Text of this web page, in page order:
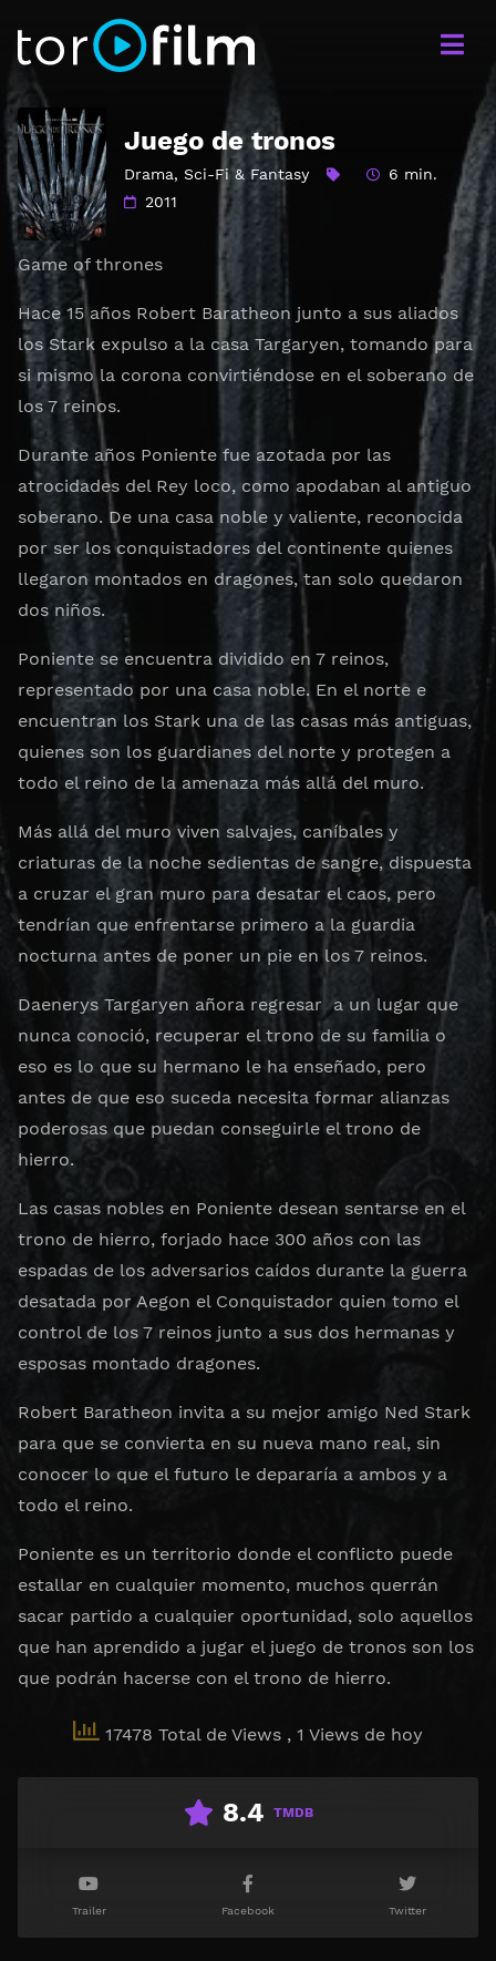
Juego de tronos
Drama, Sci-Fi & Fantasy
6 min.
2011
Game of thrones
Hace 15 años Robert Baratheon junto a sus aliados
los Stark expulso a la casa Targaryen, tomando para
si mismo la corona convirtiéndose en el soberano de
los 7 reinos.
Durante años Poniente fue azotada por las
atrocidades del Rey loco, como apodaban al antiguo
soberano. De una casa noble y valiente, reconocida
por ser los conquistadores del continente quienes
llegaron montados en dragones, tan solo quedaron
dos niños.
Poniente se encuentra dividido en 7 reinos,
representado por una casa noble. En el norte e
encuentran los Stark una de las casas más antiguas,
quienes son los guardianes del norte y protegen a
todo el reino de la amenaza más allá del muro.
Más allá del muro viven salvajes, caníbales y
criaturas de la noche sedientas de sangre, dispuesta
a cruzar el gran muro para desatar el caos, pero
tendrían que enfrentarse primero a la guardia
nocturna antes de poner un pie en los 7 reinos.
Daenerys Targaryen añora regresar a un lugar que
nunca conoció, recuperar el trono de su familia o
eso es lo que su hermano le ha enseñado, pero
antes de que eso suceda necesita formar alianzas
poderosas que puedan conseguirle el trono de
hierro.
Las casas nobles en Poniente desean sentarse en el
trono de hierro, forjado hace 300 años con las
espadas de los adversarios caídos durante la guerra
desatada por Aegon el Conquistador quien tomo el
control de los 7 reinos junto a sus dos hermanas y
esposas montado dragones.
Robert Baratheon invita a su mejor amigo Ned Stark
para que se convierta en su nueva mano real, sin
conocer lo que el futuro le depararía a ambos y a
todo el reino.
Poniente es un territorio donde el conflicto puede
estallar en cualquier momento, muchos querrán
sacar partido a cualquier oportunidad, solo aquellos
que han aprendido a jugar el juego de tronos son los
que podrán hacerse con el trono de hierro.
17478 Total de Views , 1 Views de hoy
8.4 TMDB
Trailer Facebook Twitter